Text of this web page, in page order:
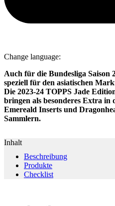
Change language:
Auch für die Bundesliga Saison
speziell für den asiatischen
Die 2023-24 TOPPS Jade
bringen als besonderes Extra in
Emereald Inserts und
Sammlern.
Inhalt
Beschreibung
Produkte
Checklist